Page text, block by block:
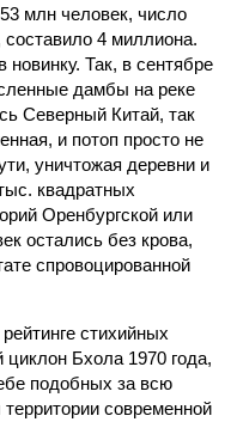
млн человек, число
4 миллиона.
Так, в сентябре
дамбы на реке
Северный Китай, так
и потоп просто не
уничтожая деревни и
квадратных
Оренбургской или
остались без крова,
спровоцированной
стихийных
Бхола 1970 года,
подобных за всю
современной